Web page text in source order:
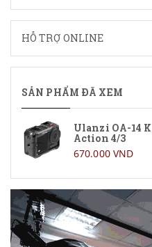
HỖ TRỢ ONLINE
SẢN PHẨM ĐÃ XEM
Ulanzi OA-14
Action 4/3
670.000 VND